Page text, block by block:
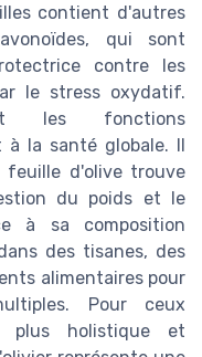
contient d'autres
qui sont
contre les
le stress oxydatif.
les fonctions
à la santé globale. Il
d'olive trouve
du poids et le
à sa composition
des tisanes, des
alimentaires pour
Pour ceux
plus holistique et